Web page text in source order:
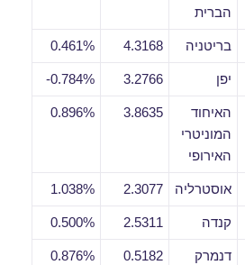
הברית
בריטניה 4.3168
0.461%
יפן 3.2766
0.784%-
האיחוד
המוניטרי
האירופי
3.8635
0.896%
אוסטרליה 2.3077
1.038%
קנדה 2.5311
0.500%
דנמרק 0.5182
0.876%